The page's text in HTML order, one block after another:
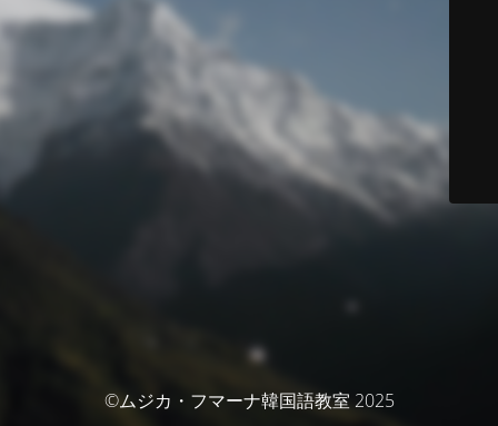
©ムジカ・フマーナ韓国語教室 2025